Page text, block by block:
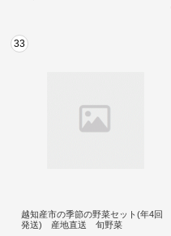
33
越知産市の季節の野菜セット(年4回
発送) 産地直送 旬野菜